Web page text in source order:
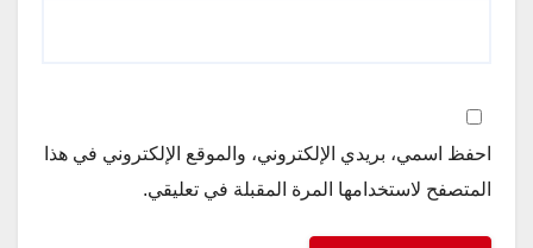
احفظ اسمي، بريدي الإلكتروني، والموقع الإلكتروني في هذا
المتصفح لاستخدامها المرة المقبلة في تعليقي.